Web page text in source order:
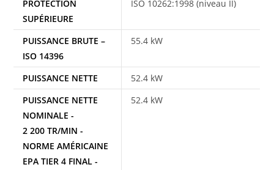
PROTECTION
SUPÉRIEURE
ISO 10262:1998 (niveau II)
PUISSANCE BRUTE –
ISO 14396
55.4 kW
PUISSANCE NETTE
52.4 kW
PUISSANCE NETTE
NOMINALE -
2 200 TR/MIN -
NORME AMÉRICAINE
EPA TIER 4 FINAL -
52.4 kW